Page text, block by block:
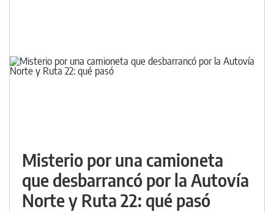
Misterio por una camioneta
que desbarrancó por la Autovía
Norte y Ruta 22: qué pasó